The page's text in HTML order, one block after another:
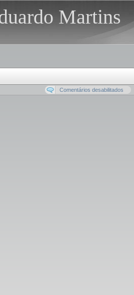
Martins
Comentários desabilitados